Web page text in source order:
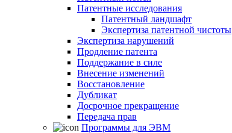
Патентные исследования
Патентный ландшафт
Экспертиза патентной чистоты
Экспертиза нарушений
Продление патента
Поддержание в силе
Внесение изменений
Восстановление
Дубликат
Досрочное прекращение
Передача прав
Программы для ЭВМ